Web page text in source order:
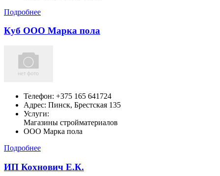
Подробнее
Куб ООО Марка пола
Телефон: +375 165 641724
Адрес: Пинск, Брестская 135
Услуги:
Магазины стройматериалов
ООО Марка пола
Подробнее
ИП Кохнович Е.К.